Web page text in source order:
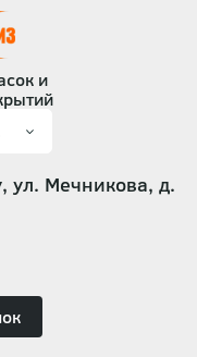
и
ул. Мечникова, д.